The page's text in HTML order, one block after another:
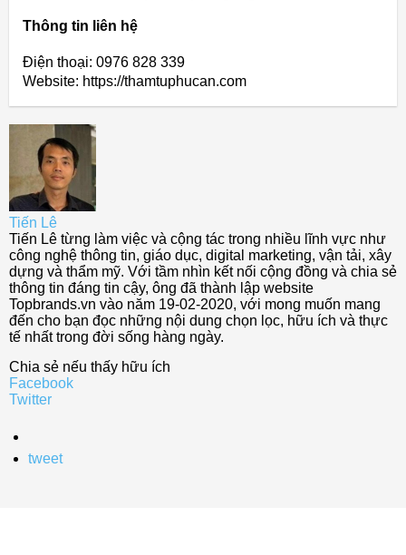
Thông tin liên hệ
Điện thoại: 0976 828 339
Website: https://thamtuphucan.com
Tiến Lê
Tiến Lê từng làm việc và cộng tác trong nhiều lĩnh vực như
công nghệ thông tin, giáo dục, digital marketing, vận tải, xây
dựng và thẩm mỹ. Với tầm nhìn kết nối cộng đồng và chia sẻ
thông tin đáng tin cậy, ông đã thành lập website
Topbrands.vn vào năm 19-02-2020, với mong muốn mang
đến cho bạn đọc những nội dung chọn lọc, hữu ích và thực
tế nhất trong đời sống hàng ngày.
Chia sẻ nếu thấy hữu ích
Facebook
Twitter
tweet